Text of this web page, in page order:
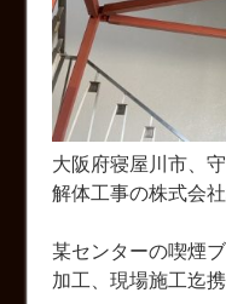
大阪府寝屋川市、
解体工事の株式会社
某センターの喫煙
加工、現場施工迄